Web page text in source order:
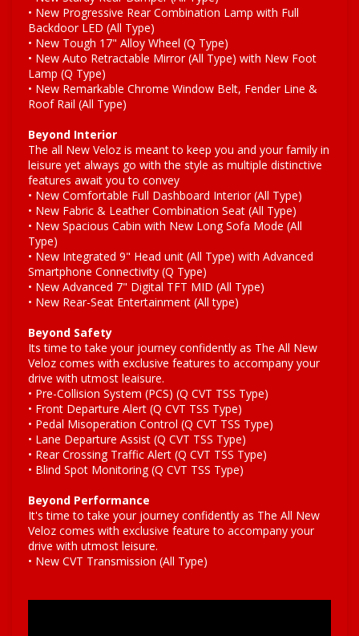
• New Progressive Rear Combination Lamp with Full
Backdoor LED (All Type)
• New Tough 17" Alloy Wheel (Q Type)
• New Auto Retractable Mirror (All Type) with New Foot
Lamp (Q Type)
• New Remarkable Chrome Window Belt, Fender Line &
Roof Rail (All Type)
Beyond Interior
The all New Veloz is meant to keep you and your family in
leisure yet always go with the style as multiple distinctive
features await you to convey
• New Comfortable Full Dashboard Interior (All Type)
• New Fabric & Leather Combination Seat (All Type)
• New Spacious Cabin with New Long Sofa Mode (All
Type)
• New Integrated 9" Head unit (All Type) with Advanced
Smartphone Connectivity (Q Type)
• New Advanced 7" Digital TFT MID (All Type)
• New Rear-Seat Entertainment (All type)
Beyond Safety
Its time to take your journey confidently as The All New
Veloz comes with exclusive features to accompany your
drive with utmost leaisure.
• Pre-Collision System (PCS) (Q CVT TSS Type)
• Front Departure Alert (Q CVT TSS Type)
• Pedal Misoperation Control (Q CVT TSS Type)
• Lane Departure Assist (Q CVT TSS Type)
• Rear Crossing Traffic Alert (Q CVT TSS Type)
• Blind Spot Monitoring (Q CVT TSS Type)
Beyond Performance
It's time to take your journey confidently as The All New
Veloz comes with exclusive feature to accompany your
drive with utmost leisure.
• New CVT Transmission (All Type)